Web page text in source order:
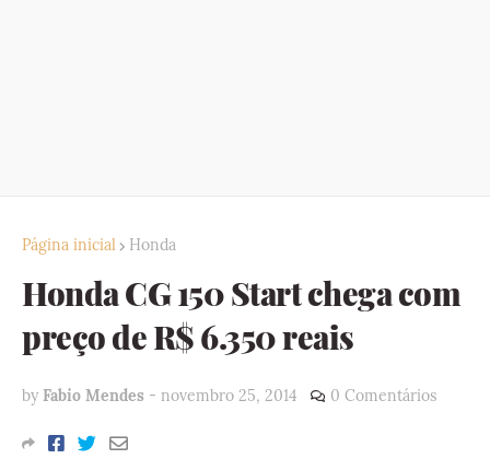
Página inicial Honda
Honda CG 150 Start chega com
preço de R$ 6.350 reais
by Fabio Mendes - novembro 25, 2014 0 Comentários